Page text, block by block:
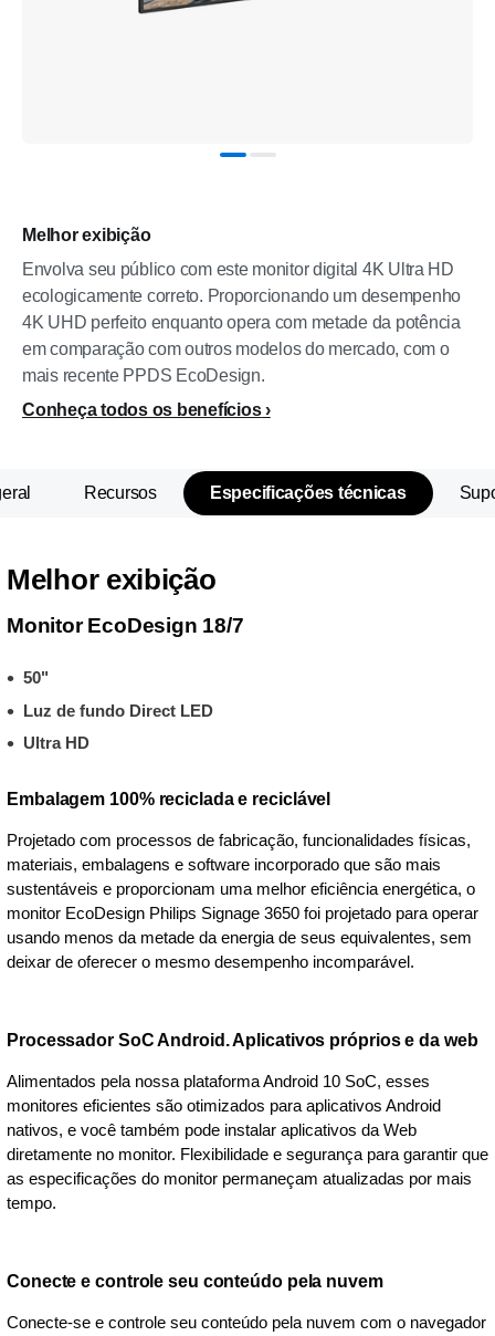
Melhor exibição
Envolva seu público com este monitor digital 4K Ultra HD
ecologicamente correto. Proporcionando um desempenho
4K UHD perfeito enquanto opera com metade da potência
em comparação com outros modelos do mercado, com o
mais recente PPDS EcoDesign.
Conheça todos os benefícios
Recursos Especificações técnicas
Melhor exibição
Monitor EcoDesign 18/7
50"
Luz de fundo Direct LED
Ultra HD
Embalagem 100% reciclada e reciclável
Projetado com processos de fabricação, funcionalidades físicas,
materiais, embalagens e software incorporado que são mais
sustentáveis e proporcionam uma melhor eficiência energética, o
monitor EcoDesign Philips Signage 3650 foi projetado para operar
usando menos da metade da energia de seus equivalentes, sem
deixar de oferecer o mesmo desempenho incomparável.
Processador SoC Android. Aplicativos próprios e da web
Alimentados pela nossa plataforma Android 10 SoC, esses
monitores eficientes são otimizados para aplicativos Android
nativos, e você também pode instalar aplicativos da Web
diretamente no monitor. Flexibilidade e segurança para garantir que
as especificações do monitor permaneçam atualizadas por mais
tempo.
Conecte e controle seu conteúdo pela nuvem
Conecte-se e controle seu conteúdo pela nuvem com o navegador